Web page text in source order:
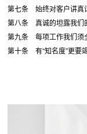
第七条 始终对客户讲真
第八条 真诚的坦露我们
第九条 每项工作我们须
第十条 有“知名度”更要